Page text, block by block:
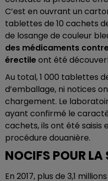
C’est en ouvrant un
tablettes de 10 cachets
de losange de couleur
des médicaments
érectileont été
Au total, 1 000 tablettes
d’emballage, ni notices
chargement. Le
ayant confirmé le
cachets, ils ont été saisis
procédure douanière.
NOCIFS POUR LA
En 2017, plus de 3,1